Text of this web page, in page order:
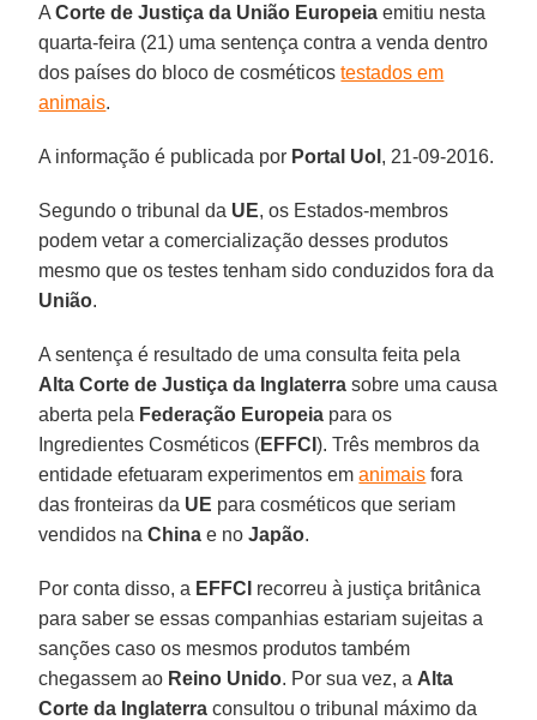
ACorte de Justiça da União Europeia emitiu nesta
quarta-feira (21) uma sentença contra a venda dentro
dos países do bloco de cosméticostestados em
animais.
A informação é publicada por Portal Uol , 21-09-2016.
Segundo o tribunal da UE, os Estados-membros
podem vetar a comercialização desses produtos
mesmo que os testes tenham sido conduzidos fora da
União.
A sentença é resultado de uma consulta feita pela
Alta Corte de Justiça da Inglaterra sobre uma causa
aberta pela Federação Europeia para os
Ingredientes Cosméticos (EFFCI). Três membros da
entidade efetuaram experimentos emanimais fora
das fronteiras da UE para cosméticos que seriam
vendidos naChina e noJapão.
Por conta disso, a EFFCI recorreu à justiça britânica
para saber se essas companhias estariam sujeitas a
sanções caso os mesmos produtos também
chegassem ao Reino Unido. Por sua vez, a Alta
Corte da Inglaterra consultou o tribunal máximo da